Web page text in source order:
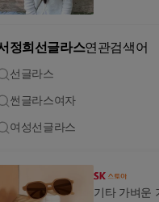
정희선글라스연관검색어
선글라스
썬글라스여자
여성선글라스
기타 가벼운